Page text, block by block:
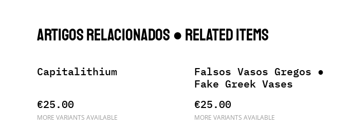
Artigos Relacionados ● Related items
Capitalithium
€25.00
MORE VARIANTS AVAILABLE
Falsos Vasos Gregos ●
Fake Greek Vases
€25.00
MORE VARIANTS AVAILABLE